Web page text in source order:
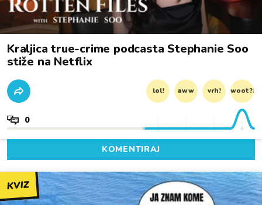
Kraljica true-crime podcasta Stephanie Soo
stiže na Netflix
lol! aww vrh! woot?!
0
KOMENTIRAJ
KVIZ